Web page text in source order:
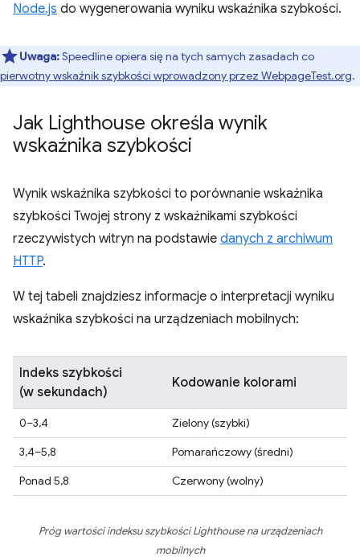
Node.js do wygenerowania wyniku wskaźnika szybkości.
Uwaga:Speedline opiera się na tych samych zasadach co
pierwotny wskaźnik szybkości wprowadzony przez WebpageTest.org.
Jak Lighthouse określa wynik
wskaźnika szybkości
Wynik wskaźnika szybkości to porównanie wskaźnika
szybkości Twojej strony z wskaźnikami szybkości
rzeczywistych witryn na podstawie danych z archiwum
HTTP.
W tej tabeli znajdziesz informacje o interpretacji wyniku
wskaźnika szybkości na urządzeniach mobilnych:
Indeks szybkości
(w sekundach)
Kodowanie kolorami
0–3,4
Zielony (szybki)
3,4–5,8
Pomarańczowy (średni)
Ponad 5,8
Czerwony (wolny)
Próg wartości indeksu szybkości Lighthouse na urządzeniach
mobilnych